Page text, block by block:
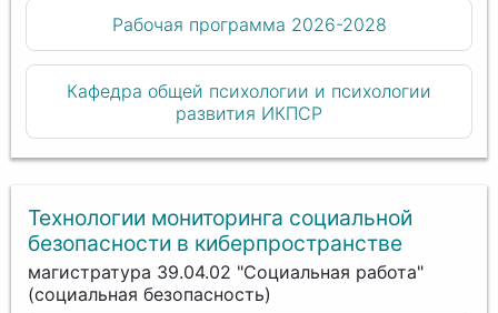
Рабочая программа 2026-2028
Кафедра общей психологии и психологии
развития ИКПСР
Технологии мониторинга социальной
безопасности в киберпространстве
магистратура 39.04.02 "Социальная работа"
(социальная безопасность)